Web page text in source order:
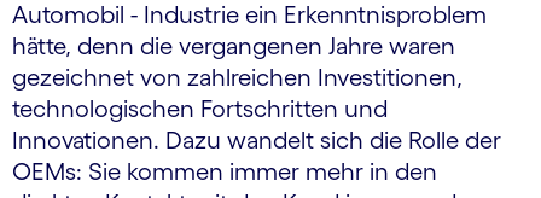
Automobil - Industrie ein Erkenntnisproblem
hätte, denn die vergangenen Jahre waren
gezeichnet von zahlreichen Investitionen,
technologischen Fortschritten und
Innovationen. Dazu wandelt sich die Rolle der
OEMs: Sie kommen immer mehr in den